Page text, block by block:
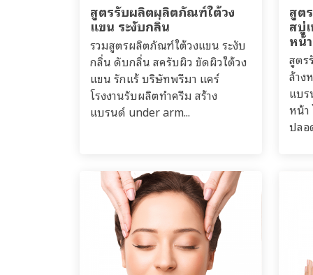
สูตรรับผลิตผลิตภัณฑ์ใต้วง
แขน ระงับกลิ่น
รวมสูตรผลิตภัณฑ์ใต้วงแขน ระงับ
กลิ่น ดับกลิ่น สครับผิว ขัดผิวใต้วง
แขน รักแร้ บริษัทพรีมา แคร์
โรงงานรับผลิตทำครีม สร้าง
แบรนด์ under arm...
สูต
สบู่
หน้
สูตร
ล้าง
แบร
หน้า
ปลอ